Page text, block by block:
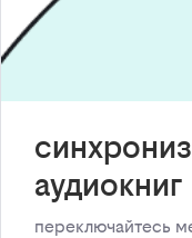
аудиокниг
переключайтесь